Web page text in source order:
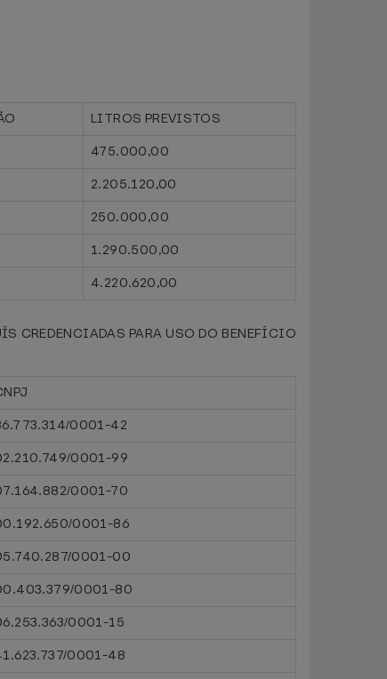
LITROS PREVISTOS
475.000,00
2.205.120,00
250.000,00
1.290.500,00
4.220.620,00
CREDENCIADAS PARA USO DO BENEFÍCIO
0001-42
0001-99
0001-70
0001-86
0001-00
0001-80
0001-15
0001-48